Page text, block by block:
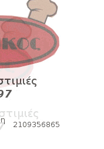
(video)